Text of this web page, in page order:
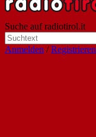
Suche auf radiotirol.it
Anmelden /Registrieren